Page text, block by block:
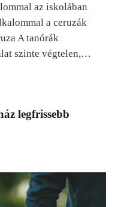
az iskolában
a ceruzák
A tanórák
szinte végtelen,…
legfrissebb